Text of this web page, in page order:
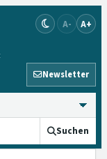
A- A+
Newsletter
Suchen